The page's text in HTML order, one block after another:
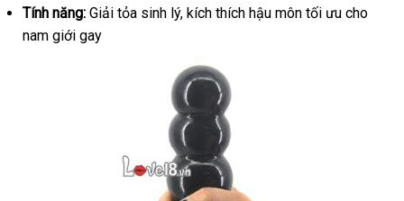
Cho
Gay
Tính năng: Giải tỏa sinh lý, kích thích hậu môn tối ưu cho
nam giới gay